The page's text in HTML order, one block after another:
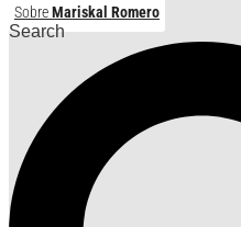
SobreMariskal Romero
Search